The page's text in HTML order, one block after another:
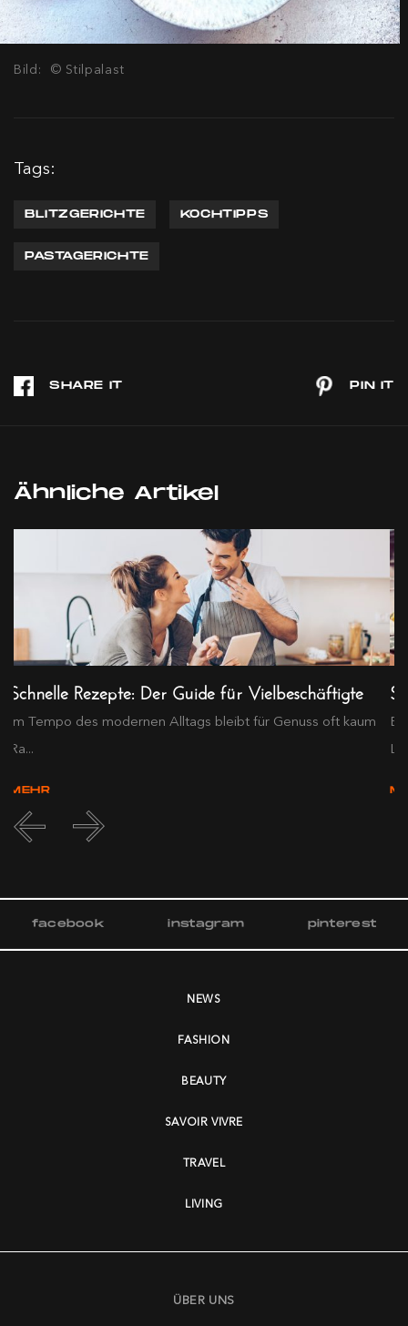
Bild: © Stilpalast
Tags:
BLITZGERICHTE KOCHTIPPS
PASTAGERICHTE
Ähnliche Artikel
Schnelle Rezepte: Der Guide für Vielbeschäftigte
Im Tempo des modernen Alltags bleibt für Genuss oft kaum
Ra...
MEHR
facebook instagram pinterest
NEWS
FASHION
BEAUTY
SAVOIR VIVRE
TRAVEL
LIVING
ÜBER UNS